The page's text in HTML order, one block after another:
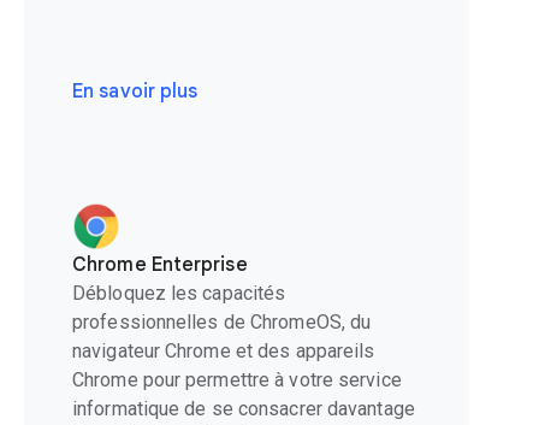
En savoir plus
Chrome Enterprise
Débloquez les capacités
professionnelles de ChromeOS, du
navigateur Chrome et des appareils
Chrome pour permettre à votre service
informatique de se consacrer davantage